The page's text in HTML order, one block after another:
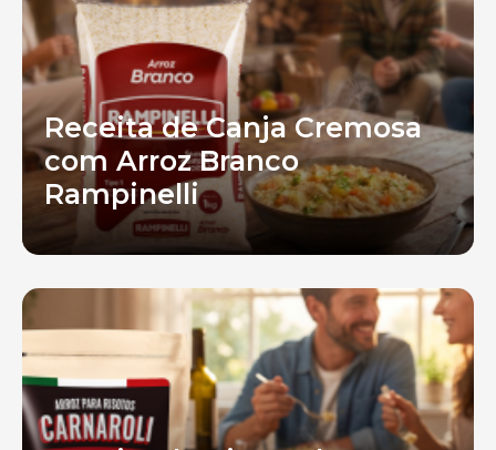
Receita de Canja Cremosa
com Arroz Branco
Rampinelli